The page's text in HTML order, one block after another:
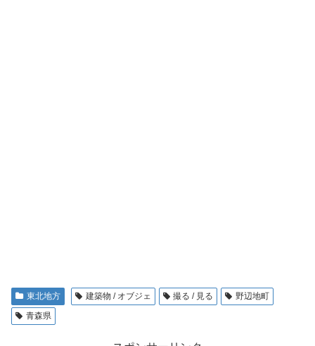
東北地方 建築物 / オブジェ 撮る / 見る
野辺地町
青森県